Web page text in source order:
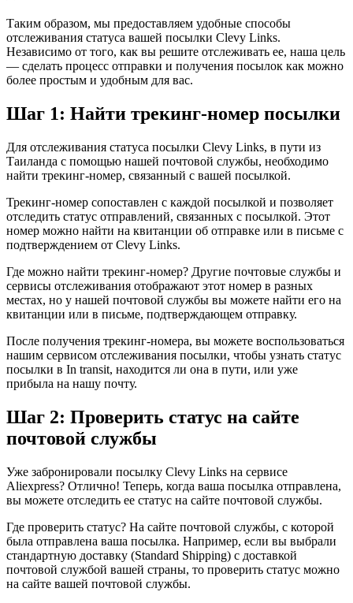
Таким образом, мы предоставляем удобные способы
отслеживания статуса вашей посылки Clevy Links.
Независимо от того, как вы решите отслеживать ее, наша цель
— сделать процесс отправки и получения посылок как можно
более простым и удобным для вас.
Шаг 1: Найти трекинг-номер посылки
Для отслеживания статуса посылки Clevy Links, в пути из
Таиланда с помощью нашей почтовой службы, необходимо
найти трекинг-номер, связанный с вашей посылкой.
Трекинг-номер сопоставлен с каждой посылкой и позволяет
отследить статус отправлений, связанных с посылкой. Этот
номер можно найти на квитанции об отправке или в письме с
подтверждением от Clevy Links.
Где можно найти трекинг-номер? Другие почтовые службы и
сервисы отслеживания отображают этот номер в разных
местах, но у нашей почтовой службы вы можете найти его на
квитанции или в письме, подтверждающем отправку.
После получения трекинг-номера, вы можете воспользоваться
нашим сервисом отслеживания посылки, чтобы узнать статус
посылки в In transit, находится ли она в пути, или уже
прибыла на нашу почту.
Шаг 2: Проверить статус на сайте
почтовой службы
Уже забронировали посылку Clevy Links на сервисе
Aliexpress? Отлично! Теперь, когда ваша посылка отправлена,
вы можете отследить ее статус на сайте почтовой службы.
Где проверить статус? На сайте почтовой службы, с которой
была отправлена ваша посылка. Например, если вы выбрали
стандартную доставку (Standard Shipping) с доставкой
почтовой службой вашей страны, то проверить статус можно
на сайте вашей почтовой службы.